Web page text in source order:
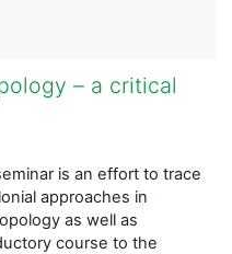
– a critical
is an effort to trace
approaches in
as well as
course to the